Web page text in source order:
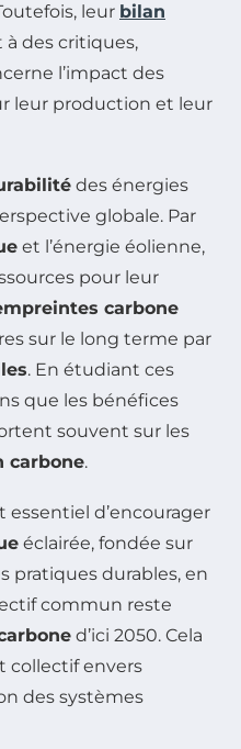
leur bilan
des critiques,
l’impact des
leur production et leur
des énergies
globale. Par
et l’énergie éolienne,
pour leur
carbone
sur le long terme par
. En étudiant ces
que les bénéfices
souvent sur les
carbone.
essentiel d’encourager
éclairée, fondée sur
pratiques durables, en
commun reste
d’ici 2050. Cela
collectif envers
des systèmes